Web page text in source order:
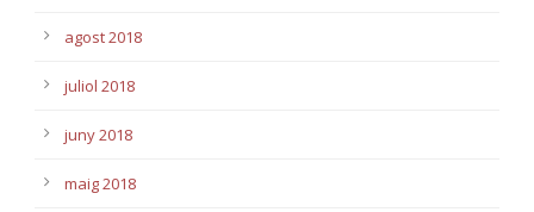
agost 2018
juliol 2018
juny 2018
maig 2018